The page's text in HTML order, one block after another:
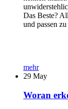
Das Beste?
und passen
mehr
29 May
Woran